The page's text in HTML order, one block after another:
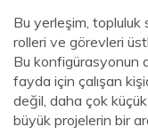
Bu yerleşim,
rolleri ve görevleri
Bu konfigürasyonun
fayda için çalışan
değil, daha çok
büyük projelerin bir